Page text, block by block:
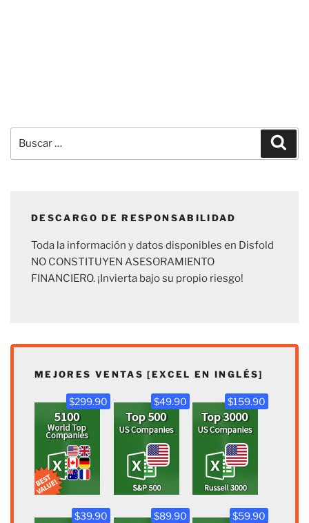
por:
DESCARGO DE RESPONSABILIDAD
Toda la información y datos disponibles en Disfold
NO CONSTITUYEN ASESORAMIENTO
FINANCIERO. ¡Invierta bajo su propio riesgo!
MEJORES VENTAS [EXCEL EN INGLÉS]
$299.90 $49.90 $159.90
$39.90 $89.90 $59.90